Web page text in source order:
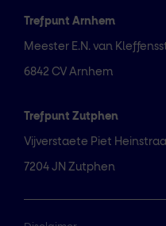
Trefpunt Arnhem
Meester E.N. van
6842 CV Arnhem
Trefpunt Zutphen
Vijverstaete Piet
7204 JN Zutphen